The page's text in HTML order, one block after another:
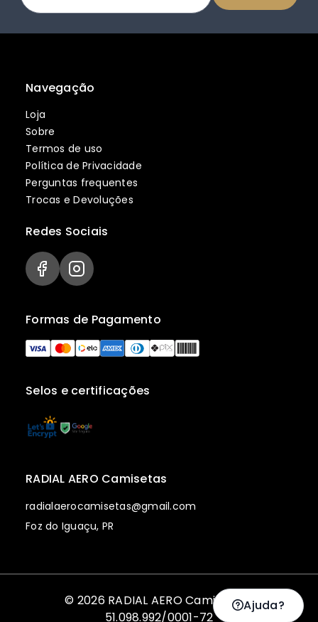
Navegação
Loja
Sobre
Termos de uso
Política de Privacidade
Perguntas frequentes
Trocas e Devoluções
Selos e certificações
Formas de Pagamento
Redes Sociais
RADIAL AERO Camisetas
radialaerocamisetas@gmail.com
Foz do Iguaçu, PR
© 2026 RADIAL AERO Camisetas |
51.098.992/0001-72
Ajuda?